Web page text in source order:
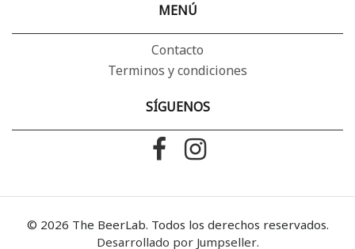
MENÚ
Contacto
Terminos y condiciones
SÍGUENOS
© 2026 The BeerLab. Todos los derechos reservados.
Desarrollado por Jumpseller.